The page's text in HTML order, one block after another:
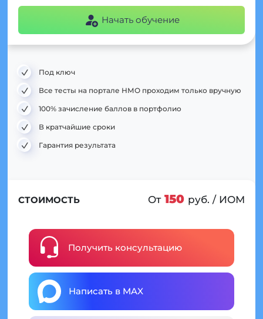
Начать обучение
Под ключ
Все тесты на портале НМО проходим только вручную
100% зачисление баллов в портфолио
В кратчайшие сроки
Гарантия результата
СТОИМОСТЬ От 150 руб. / ИОМ
Получить консультацию
Написать в MAX